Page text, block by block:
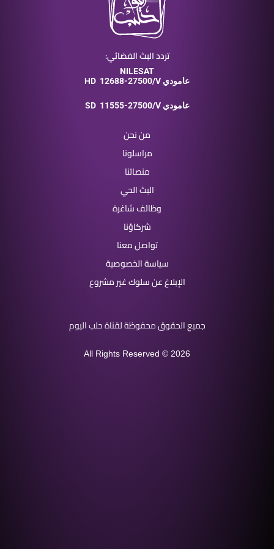
تردد البث الفضائي:
HD
SD
وظائف شاغرة
تواصل معنا
سياسة الخصوصية
الإبلاغ عن سلوك غير مشروع
جميع الحقوق محفوظة لقناة حلب اليوم
All Rights Reserved © 2026